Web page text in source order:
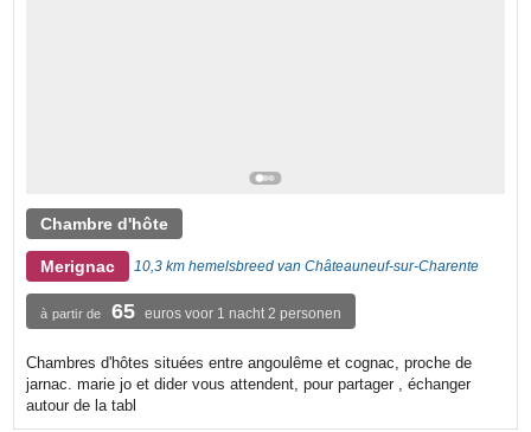
Chambre d'hôte
Merignac 10,3 km hemelsbreed van Châteauneuf-sur-Charente
à partir de 65 euros voor 1 nacht 2 personen
Chambres d'hôtes situées entre angoulême et cognac, proche de
jarnac. marie jo et dider vous attendent, pour partager , échanger
autour de la tabl